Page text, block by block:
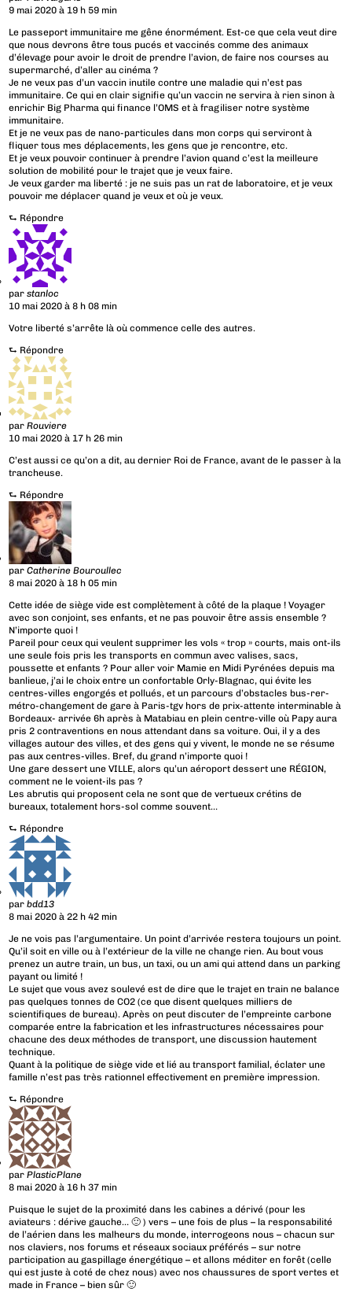
9 mai 2020 à 19 h 59 min
Le passeport immunitaire me gêne énormément. Est-ce que cela veut dire
que nous devrons être tous pucés et vaccinés comme des animaux
d’élevage pour avoir le droit de prendre l’avion, de faire nos courses au
supermarché, d’aller au cinéma ?
Je ne veux pas d’un vaccin inutile contre une maladie qui n’est pas
immunitaire. Ce qui en clair signifie qu’un vaccin ne servira à rien sinon à
enrichir Big Pharma qui finance l’OMS et à fragiliser notre système
immunitaire.
Et je ne veux pas de nano-particules dans mon corps qui serviront à
fliquer tous mes déplacements, les gens que je rencontre, etc.
Et je veux pouvoir continuer à prendre l’avion quand c’est la meilleure
solution de mobilité pour le trajet que je veux faire.
Je veux garder ma liberté : je ne suis pas un rat de laboratoire, et je veux
pouvoir me déplacer quand je veux et où je veux.
⮑ Répondre
parstanloc
10 mai 2020 à 8 h 08 min
Votre liberté s’arrête là où commence celle des autres.
⮑ Répondre
parRouviere
10 mai 2020 à 17 h 26 min
C’est aussi ce qu’on a dit, au dernier Roi de France, avant de le passer à la
trancheuse.
⮑ Répondre
parCatherine Bouroullec
8 mai 2020 à 18 h 05 min
Cette idée de siège vide est complètement à côté de la plaque ! Voyager
avec son conjoint, ses enfants, et ne pas pouvoir être assis ensemble ?
N’importe quoi !
Pareil pour ceux qui veulent supprimer les vols « trop » courts, mais ont-ils
une seule fois pris les transports en commun avec valises, sacs,
poussette et enfants ? Pour aller voir Mamie en Midi Pyrénées depuis ma
banlieue, j’ai le choix entre un confortable Orly-Blagnac, qui évite les
centres-villes engorgés et pollués, et un parcours d’obstacles bus-rer-
métro-changement de gare à Paris-tgv hors de prix-attente interminable à
Bordeaux- arrivée 6h après à Matabiau en plein centre-ville où Papy aura
pris 2 contraventions en nous attendant dans sa voiture. Oui, il y a des
villages autour des villes, et des gens qui y vivent, le monde ne se résume
pas aux centres-villes. Bref, du grand n’importe quoi !
Une gare dessert une VILLE, alors qu’un aéroport dessert une RÉGION,
comment ne le voient-ils pas ?
Les abrutis qui proposent cela ne sont que de vertueux crétins de
bureaux, totalement hors-sol comme souvent…
⮑ Répondre
parbdd13
8 mai 2020 à 22 h 42 min
Je ne vois pas l’argumentaire. Un point d’arrivée restera toujours un point.
Qu’il soit en ville ou à l’extérieur de la ville ne change rien. Au bout vous
prenez un autre train, un bus, un taxi, ou un ami qui attend dans un parking
payant ou limité !
Le sujet que vous avez soulevé est de dire que le trajet en train ne balance
pas quelques tonnes de CO2 (ce que disent quelques milliers de
scientifiques de bureau). Après on peut discuter de l’empreinte carbone
comparée entre la fabrication et les infrastructures nécessaires pour
chacune des deux méthodes de transport, une discussion hautement
technique.
Quant à la politique de siège vide et lié au transport familial, éclater une
famille n’est pas très rationnel effectivement en première impression.
⮑ Répondre
parPlasticPlane
8 mai 2020 à 16 h 37 min
Puisque le sujet de la proximité dans les cabines a dérivé (pour les
aviateurs : dérive gauche… 🙂 ) vers – une fois de plus – la responsabilité
de l’aérien dans les malheurs du monde, interrogeons nous – chacun sur
nos claviers, nos forums et réseaux sociaux préférés – sur notre
participation au gaspillage énergétique – et allons méditer en forêt (celle
qui est juste à coté de chez nous) avec nos chaussures de sport vertes et
made in France – bien sûr 🙂